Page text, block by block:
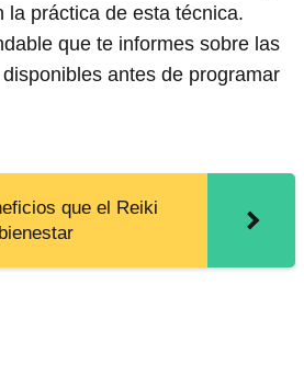
la práctica de esta técnica.
que te informes sobre las
antes de programar
que el Reiki